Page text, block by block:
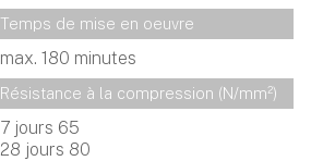
Temps de mise en oeuvre
max. 180 minutes
Résistance à la compression (N/mm²)
7 jours 65
28 jours 80